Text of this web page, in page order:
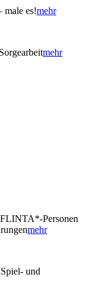
male es!mehr
mehr
Personen
mehr
und